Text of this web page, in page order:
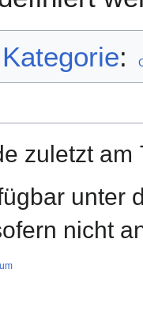
Kategorie:
zuletzt
unter
nicht